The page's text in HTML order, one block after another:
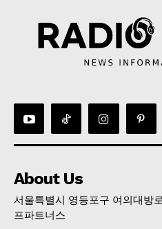
About Us
서울특별시 영등포구 여의대방
프파트너스